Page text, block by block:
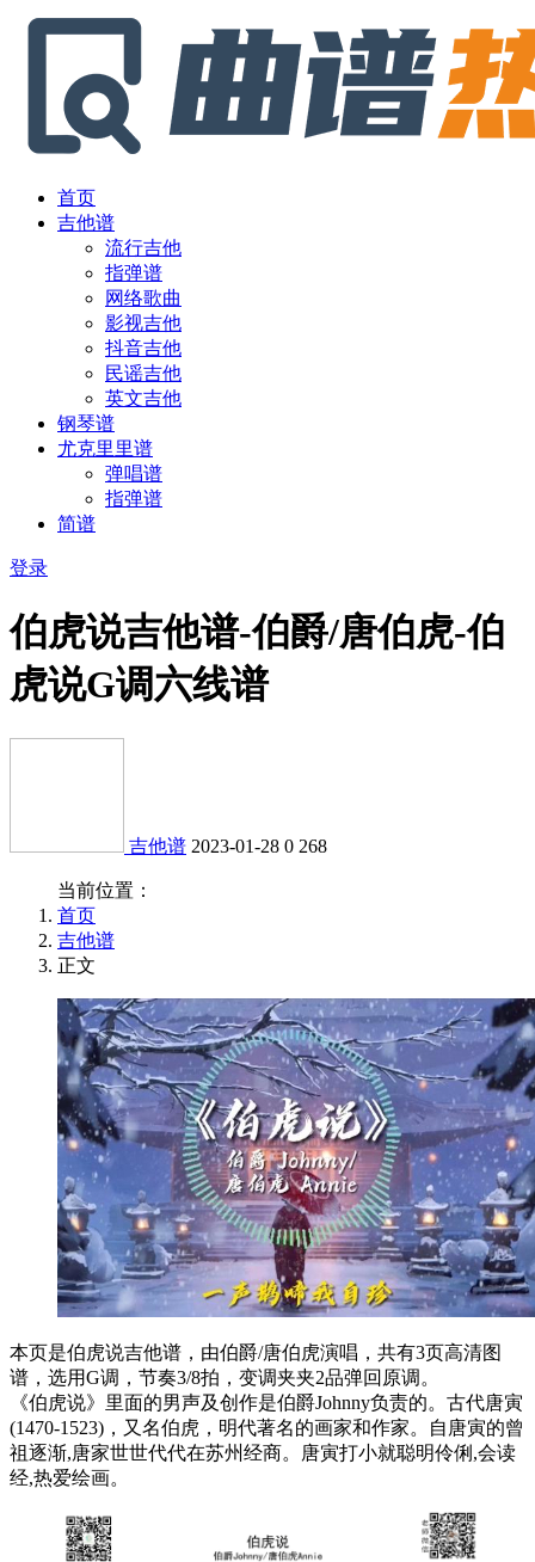
首页
吉他谱
流行吉他
指弹谱
网络歌曲
影视吉他
抖音吉他
民谣吉他
英文吉他
钢琴谱
尤克里里谱
弹唱谱
指弹谱
简谱
登录
伯虎说吉他谱-伯爵/唐伯虎-伯
虎说G调六线谱
吉他谱 2023-01-28 0 268
当前位置：
首页
吉他谱
正文
本页是伯虎说吉他谱，由伯爵/唐伯虎演唱，共有3页高清图
谱，选用G调，节奏3/8拍，变调夹夹2品弹回原调。
《伯虎说》里面的男声及创作是伯爵Johnny负责的。古代唐寅
(1470-1523)，又名伯虎，明代著名的画家和作家。自唐寅的曾
祖逐渐,唐家世世代代在苏州经商。唐寅打小就聪明伶俐,会读
经,热爱绘画。